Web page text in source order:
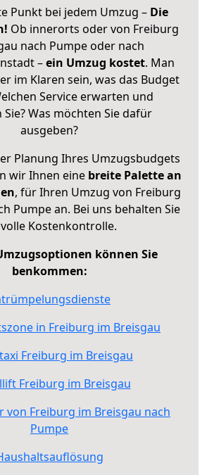
Punkt bei jedem Umzug – Die
Ob innerorts oder von Freiburg
nach Pumpe oder nach
–ein Umzug kostet. Man
im Klaren sein, was das Budget
Service erwarten und
Was möchten Sie dafür
ausgeben?
Planung Ihres Umzugsbudgets
wir Ihnen eine breite Palette an
, für Ihren Umzug von Freiburg
Pumpe an. Bei uns behalten Sie
Kostenkontrolle.
können Sie
benkommen:
in Freiburg im Breisgau
Freiburg im Breisgau
Freiburg im Breisgau
von Freiburg im Breisgau nach
Pumpe